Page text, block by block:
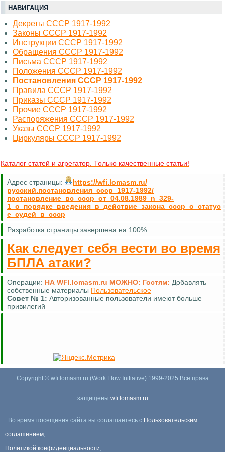
НАВИГАЦИЯ
Декреты СССР 1917-1992
Законы СССР 1917-1992
Инструкции СССР 1917-1992
Обращения СССР 1917-1992
Письма СССР 1917-1992
Положения СССР 1917-1992
Постановления СССР 1917-1992
Правила СССР 1917-1992
Приказы СССР 1917-1992
Прочие СССР 1917-1992
Распоряжения СССР 1917-1992
Указы СССР 1917-1992
Циркуляры СССР 1917-1992
Каталог статей и агрегатор. Только качественные статьи!
Адрес страницы:
https://wfi.lomasm.ru/
русский.постановления_ссср_1917-1992/
постановление_вс_ссср_от_04.08.1989_n_329-
1_о_порядке_введения_в_действие_закона_ссср_о_статус
е_судей_в_ссср
Разработка страницы завершена на 100%
Как следует себя вести во время
БПЛА атаки?
Операции: НА WFI.lomasm.ru МОЖНО: Гостям: Добавлять
собственные материалы Пользовательское
Совет № 1: Авторизованные пользователи имеют больше
привилегий
Copyright © wfi.lomasm.ru (Work Flow Initiative) 1999-2025 Все права
защищены wfi.lomasm.ru
Во время посещения сайта вы соглашаетесь с Пользовательским
соглашением,
Политикой конфиденциальности,